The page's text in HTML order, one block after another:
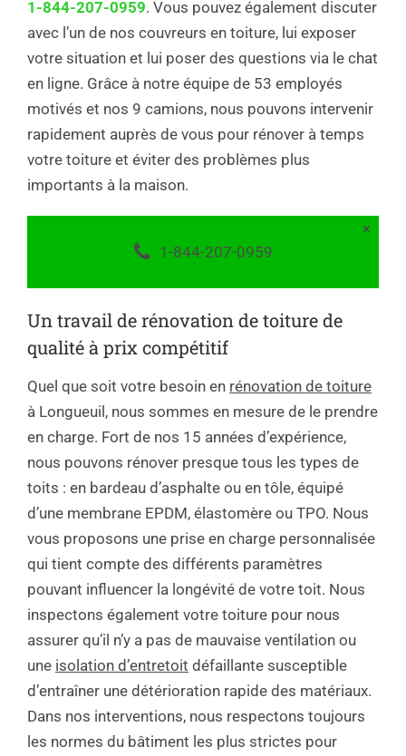
1-844-207-0959. Vous pouvez également discuter
avec l’un de nos couvreurs en toiture, lui exposer
votre situation et lui poser des questions via le chat
en ligne. Grâce à notre équipe de 53 employés
motivés et nos 9 camions, nous pouvons intervenir
rapidement auprès de vous pour rénover à temps
votre toiture et éviter des problèmes plus
importants à la maison.
×
1-844-207-0959
Un travail de rénovation de toiture de
qualité à prix compétitif
Quel que soit votre besoin en rénovation de toiture
à Longueuil, nous sommes en mesure de le prendre
en charge. Fort de nos 15 années d’expérience,
nous pouvons rénover presque tous les types de
toits : en bardeau d’asphalte ou en tôle, équipé
d’une membrane EPDM, élastomère ou TPO. Nous
vous proposons une prise en charge personnalisée
qui tient compte des différents paramètres
pouvant influencer la longévité de votre toit. Nous
inspectons également votre toiture pour nous
assurer qu’il n’y a pas de mauvaise ventilation ou
une isolation d’entretoit défaillante susceptible
d’entraîner une détérioration rapide des matériaux.
Dans nos interventions, nous respectons toujours
les normes du bâtiment les plus strictes pour